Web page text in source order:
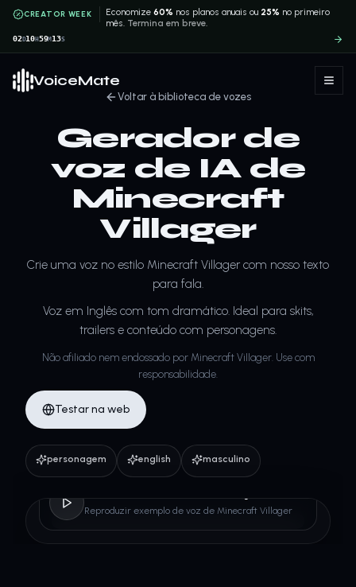
CREATOR WEEK Economize60% nos planos anuais ou 25% no primeiro
mês. Termina em breve.
02D10H 59M 13S
VoiceMate
Voltar à biblioteca de vozes
Gerador de
voz de IA de
Minecraft
Villager
Crie uma voz no estilo Minecraft Villager com nosso texto
para fala.
Voz em Inglês com tom dramático. Ideal para skits,
trailers e conteúdo com personagens.
Não afiliado nem endossado por Minecraft Villager. Use com
responsabilidade.
Testar na web
personagem english masculino
Reproduzir exemplo de voz de Minecraft Villager